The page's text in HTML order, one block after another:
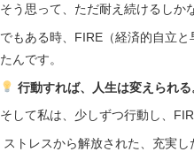
そう思って、ただ耐え続けるしか
でもある時、FIRE（経済的自立
たんです。
行動すれば、人生は変えられる
そして私は、少しずつ行動し、
ストレスから解放された、充実し